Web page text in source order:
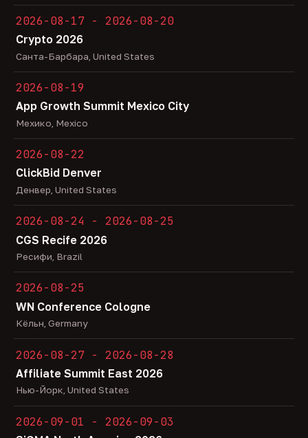
2026-08-17 - 2026-08-20
Crypto 2026
Санта-Барбара, United States
2026-08-19
App Growth Summit Mexico City
Мехико, Mexico
2026-08-22
ClickBid Denver
Денвер, United States
2026-08-24 - 2026-08-25
CGS Recife 2026
Ресифи, Brazil
2026-08-25
WN Conference Cologne
Кёльн, Germany
2026-08-27 - 2026-08-28
Affiliate Summit East 2026
Нью-Йорк, United States
2026-09-01 - 2026-09-03